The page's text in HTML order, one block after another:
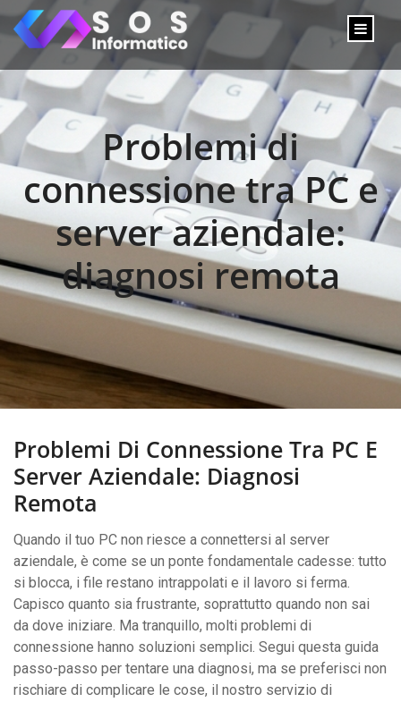
Problemi di
connessione tra PC e
server aziendale:
diagnosi remota
Problemi Di Connessione Tra PC E
Server Aziendale: Diagnosi
Remota
Quando il tuo PC non riesce a connettersi al server
aziendale, è come se un ponte fondamentale cadesse: tutto
si blocca, i file restano intrappolati e il lavoro si ferma.
Capisco quanto sia frustrante, soprattutto quando non sai
da dove iniziare. Ma tranquillo, molti problemi di
connessione hanno soluzioni semplici. Segui questa guida
passo-passo per tentare una diagnosi, ma se preferisci non
rischiare di complicare le cose, il nostro servizio di